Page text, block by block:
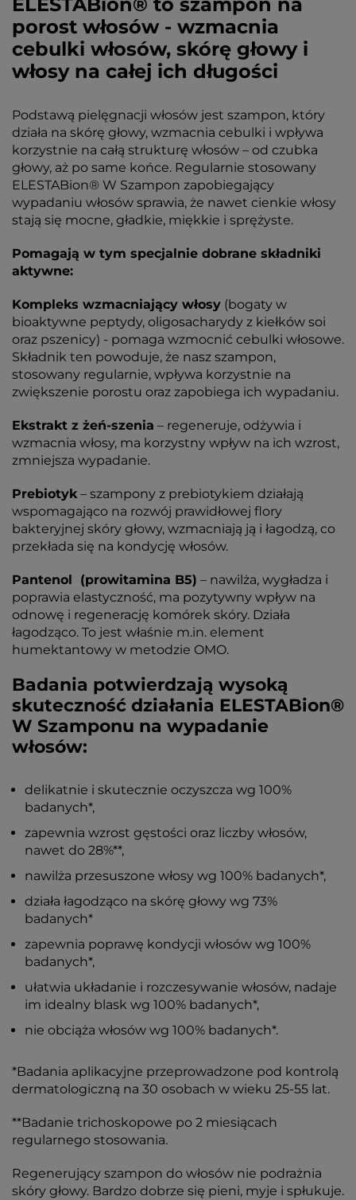
porost włosów - wzmacnia
cebulki włosów, skórę głowy i
włosy na całej ich długości
Podstawą pielęgnacji włosów jest szampon, który
działa na skórę głowy, wzmacnia cebulki i wpływa
korzystnie na całą strukturę włosów – od czubka
głowy, aż po same końce. Regularnie stosowany
ELESTABion® W Szampon zapobiegający
wypadaniu włosów sprawia, że nawet cienkie włosy
stają się mocne, gładkie, miękkie i sprężyste.
Pomagają w tym specjalnie dobrane składniki
aktywne:
Kompleks wzmacniający włosy (bogaty w
bioaktywne peptydy, oligosacharydy z kiełków soi
oraz pszenicy) - pomaga wzmocnić cebulki włosowe.
Składnik ten powoduje, że nasz szampon,
stosowany regularnie, wpływa korzystnie na
zwiększenie porostu oraz zapobiega ich wypadaniu.
Ekstrakt z żeń-szenia – regeneruje, odżywia i
wzmacnia włosy, ma korzystny wpływ na ich wzrost,
zmniejsza wypadanie.
Prebiotyk– szampony z prebiotykiem działają
wspomagająco na rozwój prawidłowej flory
bakteryjnej skóry głowy, wzmacniają ją i łagodzą, co
przekłada się na kondycję włosów.
Pantenol (prowitamina B5) – nawilża, wygładza i
poprawia elastyczność, ma pozytywny wpływ na
odnowę i regenerację komórek skóry. Działa
łagodząco. To jest właśnie m.in. element
humektantowy w metodzie OMO.
Badania potwierdzają wysoką
skuteczność działania ELESTABion®
W Szamponu na wypadanie
włosów:
delikatnie i skutecznie oczyszcza wg 100%
badanych*,
zapewnia wzrost gęstości oraz liczby włosów,
nawet do 28%**,
nawilża przesuszone włosy wg 100% badanych*,
działa łagodząco na skórę głowy wg 73%
badanych*
zapewnia poprawę kondycji włosów wg 100%
badanych*,
ułatwia układanie i rozczesywanie włosów, nadaje
im idealny blask wg 100% badanych*,
nie obciąża włosów wg 100% badanych*.
*Badania aplikacyjne przeprowadzone pod kontrolą
dermatologiczną na 30 osobach w wieku 25-55 lat.
**Badanie trichoskopowe po 2 miesiącach
regularnego stosowania.
Regenerujący szampon do włosów nie podrażnia
skóry głowy. Bardzo dobrze się pieni, myje i spłukuje.